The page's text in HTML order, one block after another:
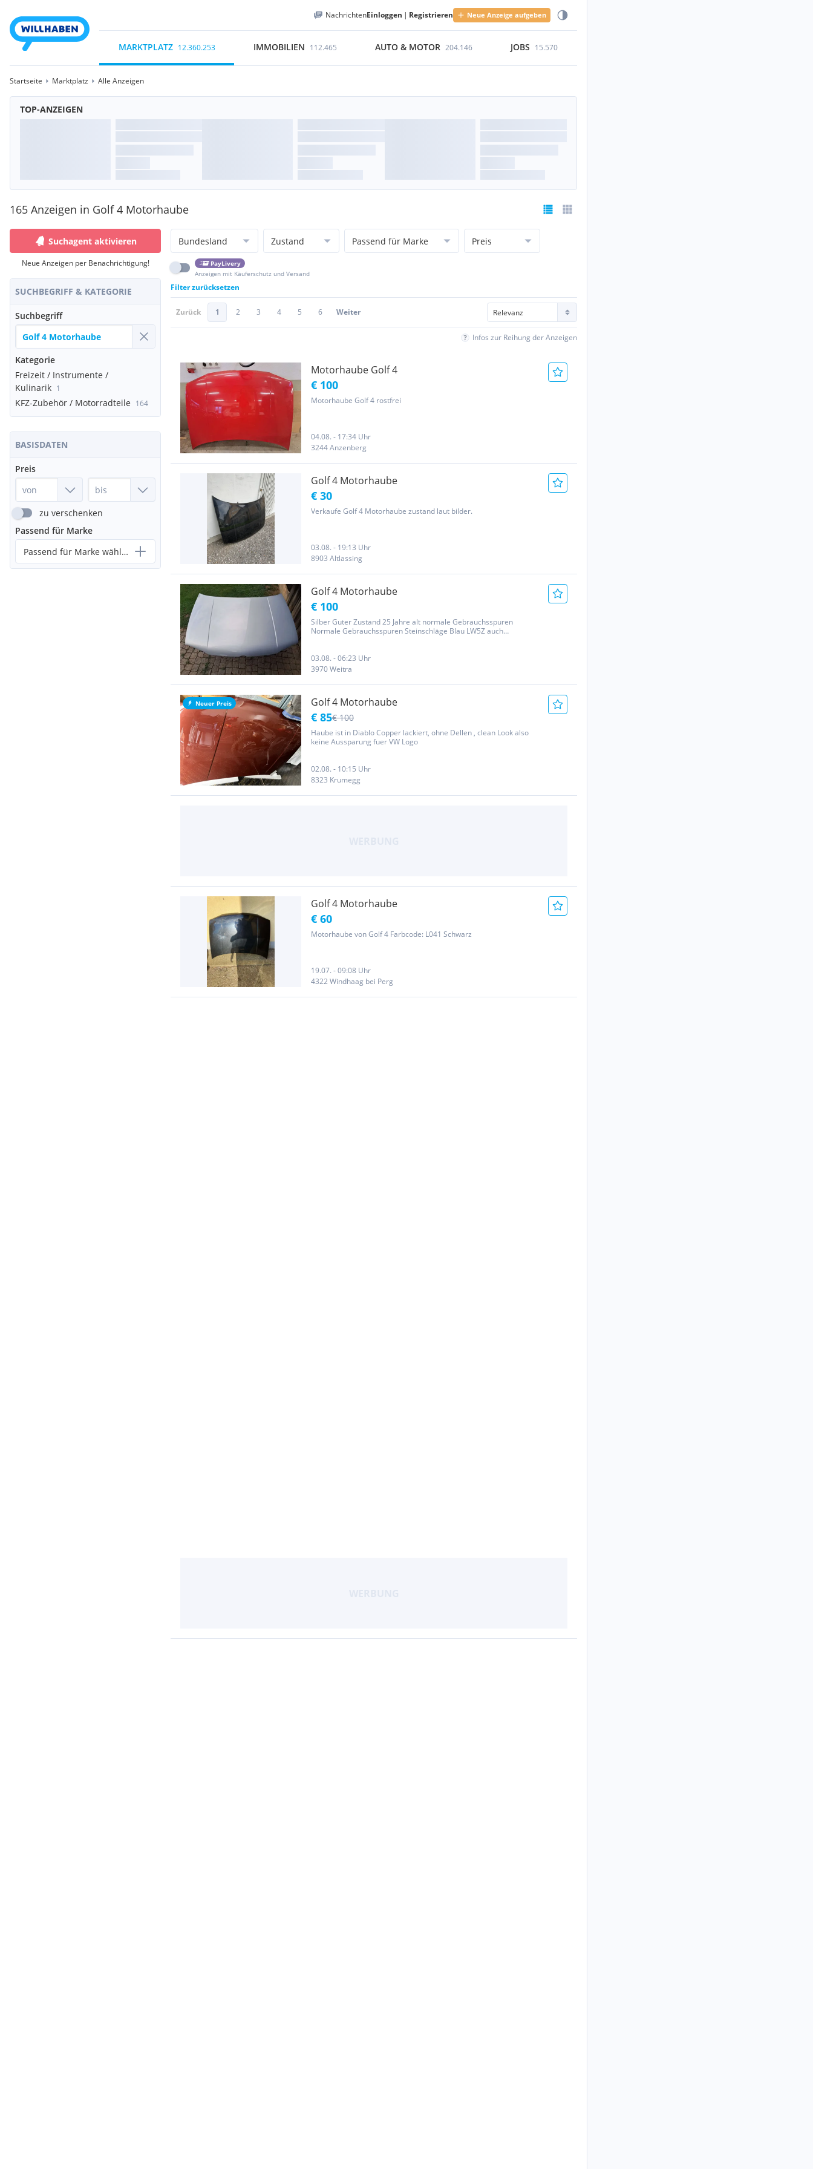
NachrichtenEinloggen | Registrieren Neue Anzeige aufgeben
MARKTPLATZ 12.360.253 IMMOBILIEN 112.465 AUTO & MOTOR 204.146 JOBS 15.570
Startseite Marktplatz Alle Anzeigen
TOP-ANZEIGEN
165 Anzeigen in Golf 4 Motorhaube
Suchagent aktivieren
Neue Anzeigen per Benachrichtigung!
SUCHBEGRIFF & KATEGORIE
Suchbegriff
Kategorie
Freizeit / Instrumente /
Kulinarik 1
KFZ-Zubehör / Motorradteile 164
BASISDATEN
Preis
zu verschenken
Passend für Marke
Passend für Marke wählen...
Bundesland Zustand Passend für Marke Preis
PayLivery
Anzeigen mit Käuferschutz und Versand
Filter zurücksetzen
Zurück 1 2 3 4 5 6 Weiter
Infos zur Reihung der Anzeigen
Motorhaube Golf 4
€ 100
Motorhaube Golf 4 rostfrei
04.08. - 17:34 Uhr
3244 Anzenberg
Golf 4 Motorhaube
€ 30
Verkaufe Golf 4 Motorhaube zustand laut bilder.
03.08. - 19:13 Uhr
8903 Altlassing
Golf 4 Motorhaube
€ 100
Silber Guter Zustand 25 Jahre alt normale Gebrauchsspuren
Normale Gebrauchsspuren Steinschläge Blau LW5Z auch
03.08. - 06:23 Uhr
3970 Weitra
Neuer Preis Golf 4 Motorhaube
€ 85€ 100
Haube ist in Diablo Copper lackiert, ohne Dellen , clean Look also
keine Aussparung fuer VW Logo
02.08. - 10:15 Uhr
8323 Krumegg
Golf 4 Motorhaube
€ 60
Motorhaube von Golf 4 Farbcode: L041 Schwarz
19.07. - 09:08 Uhr
4322 Windhaag bei Perg